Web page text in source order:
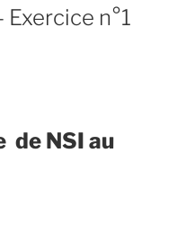
n°1
de NSI au